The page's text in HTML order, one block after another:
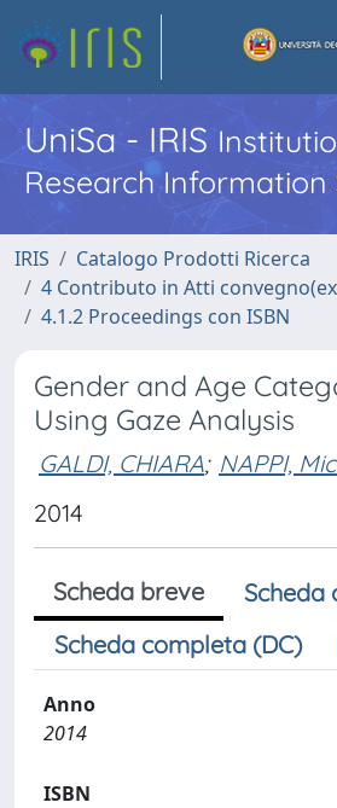
UniSa - IRIS
Research Information
IRIS
Catalogo Prodotti Ricerca
4 Contributo in Atti
4.1.2 Proceedings con ISBN
Gender and Age
Using Gaze Analysis
GALDI, CHIARA; NAPPI,
2014
Scheda breve
Scheda
Scheda completa (DC)
Anno
2014
ISBN